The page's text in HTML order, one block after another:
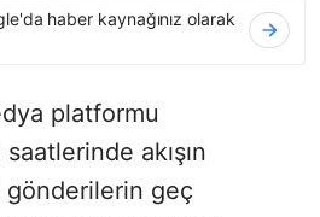
haber kaynağınız olarak
platformu
akışın
geç